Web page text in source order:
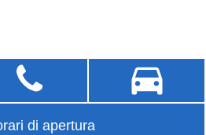
di apertura